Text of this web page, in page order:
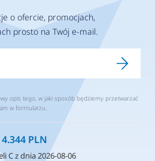
o ofercie, promocjach,
prosto na Twój e-mail.
opis tego, w jaki sposób będziemy przetwarzać
w formularzu.
4.344 PLN
C z dnia 2026-08-06